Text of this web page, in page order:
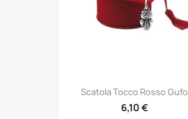
Scatola Tocco Rosso Gufo
6,10 €